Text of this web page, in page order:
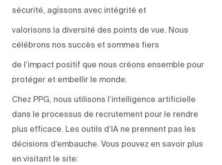
sécurité, agissons avec intégrité et
valorisons la diversité des points de vue. Nous
célébrons nos succès et sommes fiers
de l’impact positif que nous créons ensemble pour
protéger et embellir le monde.
Chez PPG, nous utilisons l’intelligence artificielle
dans le processus de recrutement pour le rendre
plus efficace. Les outils d’IA ne prennent pas les
décisions d’embauche. Vous pouvez en savoir plus
en visitant le site: